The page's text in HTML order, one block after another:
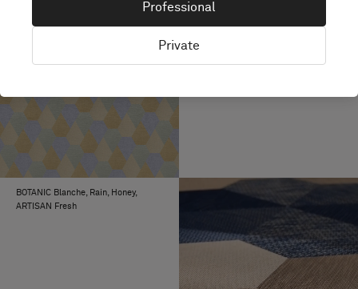
BOTANIC Blanche, Rain, Honey,
ARTISAN Fresh
Professional
Private